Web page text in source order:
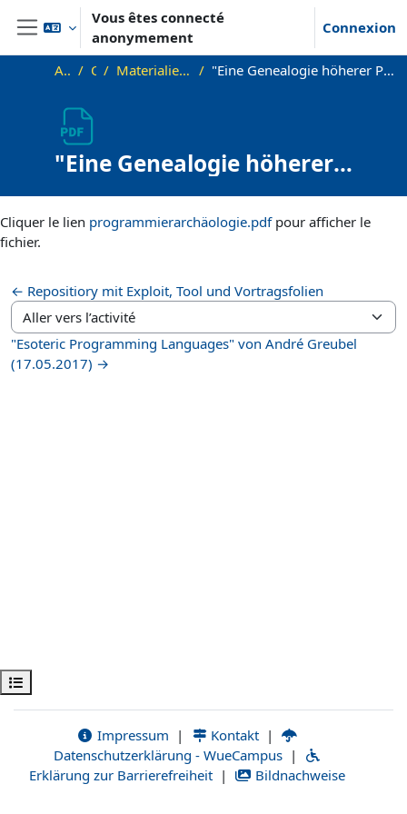
Passer au contenu principal
Panneau latéral
Vous êtes connecté
anonymement
Connexion
Ouvrir l’index du cours
Accueil OKInf Materialien zu bisherigen Vorträgen "Eine Genealogie höherer Programmiersprachen" von Tim Hegemann (17.05.2017)
"Eine Genealogie höherer
Programmiersprachen" von
Tim Hegemann (17.05.2017)
Cliquer le lien programmierarchäologie.pdfpour afficher le
fichier.
← Repositiory mit Exploit, Tool und Vortragsfolien
Aller vers l’activité
"Esoteric Programming Languages" von André Greubel
(17.05.2017) →
Impressum | Kontakt |
Datenschutzerklärung - WueCampus |
Erklärung zur Barrierefreiheit | Bildnachweise